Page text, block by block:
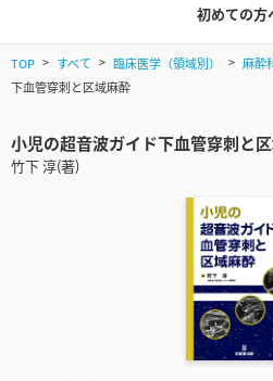
初めての方
TOP すべて 臨床医学（領域別） 麻酔
下血管穿刺と区域麻酔
小児の超音波ガイド下血管穿刺と区
竹下 淳(著)